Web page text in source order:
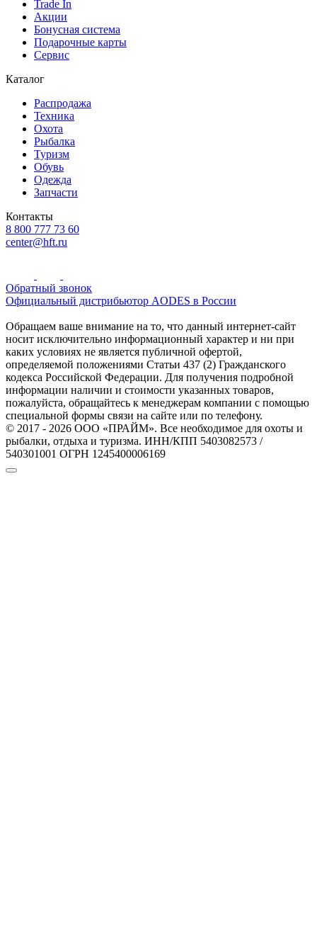
Trade In
Акции
Бонусная система
Подарочные карты
Сервис
Каталог
Распродажа
Техника
Охота
Рыбалка
Туризм
Обувь
Одежда
Запчасти
Контакты
8 800 777 73 60
center@hft.ru
Обратный звонок
Официальный дистрибьютор AODES в России
Обращаем ваше внимание на то, что данный интернет-сайт
носит исключительно информационный характер и ни при
каких условиях не является публичной офертой,
определяемой положениями Статьи 437 (2) Гражданского
кодекса Российской Федерации. Для получения подробной
информации наличии и стоимости указанных товаров,
пожалуйста, обращайтесь к менеджерам компании с помощью
специальной формы связи на сайте или по телефону.
© 2017 - 2026 ООО «ПРАЙМ». Все необходимое для охоты и
рыбалки, отдыха и туризма. ИНН/КПП 5403082573 /
540301001 ОГРН 1245400006169